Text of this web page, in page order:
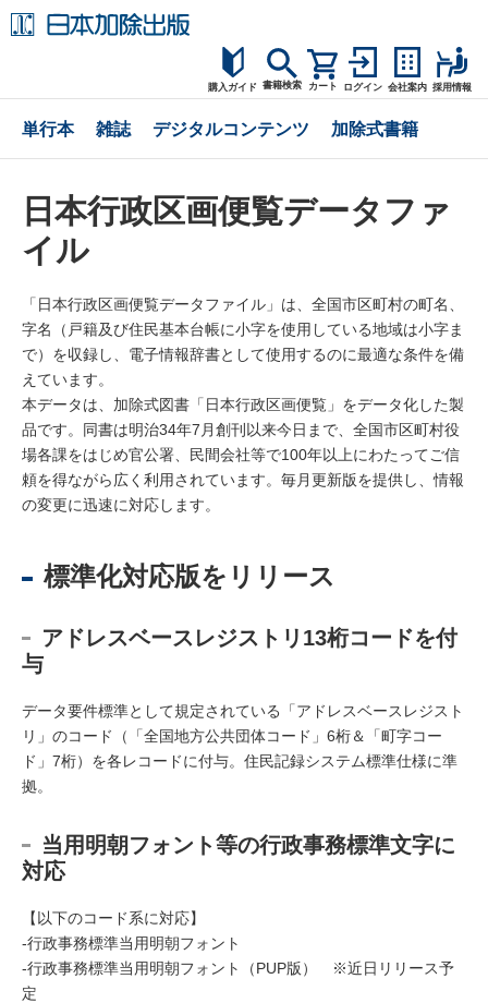
購入ガイド
購入ガイド
お問合せ
書籍検索 カート ログイン 会社案内 採用情報
単行本 雑誌 デジタルコンテンツ 加除式書籍
日本行政区画便覧データファ
イル
「日本行政区画便覧データファイル」は、全国市区町村の町名、
字名（戸籍及び住民基本台帳に小字を使用している地域は小字ま
で）を収録し、電子情報辞書として使用するのに最適な条件を備
えています。
本データは、加除式図書「日本行政区画便覧」をデータ化した製
品です。同書は明治34年7月創刊以来今日まで、全国市区町村役
場各課をはじめ官公署、民間会社等で100年以上にわたってご信
頼を得ながら広く利用されています。毎月更新版を提供し、情報
の変更に迅速に対応します。
標準化対応版をリリース
アドレスベースレジストリ13桁コードを付
与
データ要件標準として規定されている「アドレスベースレジスト
リ」のコード（「全国地方公共団体コード」6桁＆「町字コー
ド」7桁）を各レコードに付与。住民記録システム標準仕様に準
拠。
当用明朝フォント等の行政事務標準文字に
対応
【以下のコード系に対応】
-行政事務標準当用明朝フォント
-行政事務標準当用明朝フォント（PUP版） ※近日リリース予
定